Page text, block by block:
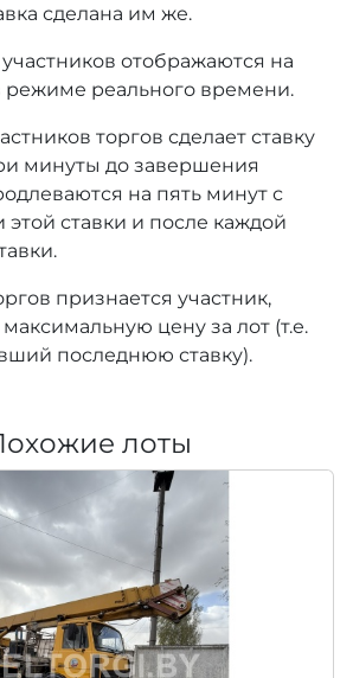
сделана им же.
участников отображаются на
режиме реального времени.
торгов сделает ставку
минуты до завершения
на пять минут с
ставки и после каждой
признается участник,
цену за лот (т.е.
последнюю ставку).
лоты